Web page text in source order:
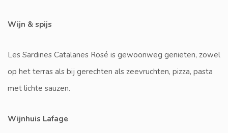
Wijn & spijs
Les Sardines Catalanes Rosé is gewoonweg genieten, zowel
op het terras als bij gerechten als zeevruchten, pizza, pasta
met lichte sauzen.
Wijnhuis Lafage